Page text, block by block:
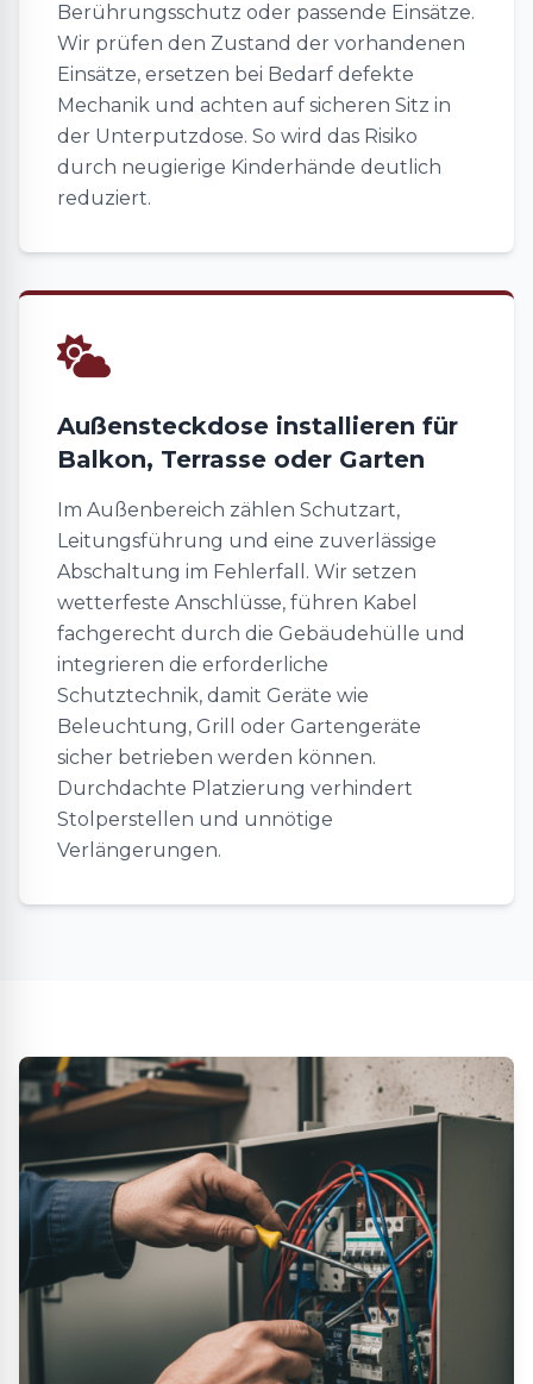
Berührungsschutz oder passende Einsätze.
Wir prüfen den Zustand der vorhandenen
Einsätze, ersetzen bei Bedarf defekte
Mechanik und achten auf sicheren Sitz in
der Unterputzdose. So wird das Risiko
durch neugierige Kinderhände deutlich
reduziert.
Außensteckdose installieren für
Balkon, Terrasse oder Garten
Im Außenbereich zählen Schutzart,
Leitungsführung und eine zuverlässige
Abschaltung im Fehlerfall. Wir setzen
wetterfeste Anschlüsse, führen Kabel
fachgerecht durch die Gebäudehülle und
integrieren die erforderliche
Schutztechnik, damit Geräte wie
Beleuchtung, Grill oder Gartengeräte
sicher betrieben werden können.
Durchdachte Platzierung verhindert
Stolperstellen und unnötige
Verlängerungen.